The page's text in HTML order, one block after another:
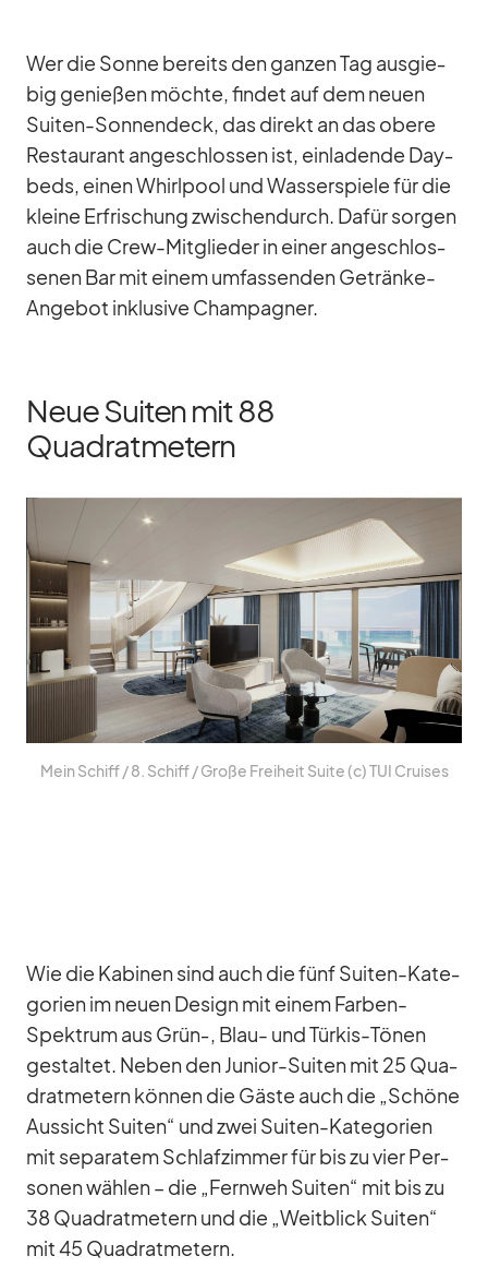
Wer die Sonne be­reits den gan­zen Tag aus­gie­
big ge­nie­ßen möchte, fin­det auf dem neuen
Sui­ten-Son­nen­deck, das di­rekt an das obere
Re­stau­rant an­ge­schlos­sen ist, ein­la­dende Day­
beds, ei­nen Whirl­pool und Was­ser­spiele für die
kleine Er­fri­schung zwi­schen­durch. Da­für sor­gen
auch die Crew-Mit­glie­der in ei­ner an­ge­schlos­
se­nen Bar mit ei­nem um­fas­sen­den Ge­tränke-
An­ge­bot in­klu­sive Cham­pa­gner.
Neue Suiten mit 88
Quadratmetern
Mein Schiff /​ 8. Schiff /​ Große Frei­heit Suite (c) TUI Crui­ses
Wie die Ka­bi­nen sind auch die fünf Sui­ten-Ka­te­
go­rien im neuen De­sign mit ei­nem Far­ben-
Spek­trum aus Grün‑, Blau- und Tür­kis-Tö­nen
ge­stal­tet. Ne­ben den Ju­nior-Sui­ten mit 25 Qua­
drat­me­tern kön­nen die Gäste auch die „Schöne
Aus­sicht Sui­ten“ und zwei Sui­ten-Ka­te­go­rien
mit se­pa­ra­tem Schlaf­zim­mer für bis zu vier Per­
so­nen wäh­len – die „Fern­weh Sui­ten“ mit bis zu
38 Qua­drat­me­tern und die „Weit­blick Sui­ten“
mit 45 Qua­drat­me­tern.